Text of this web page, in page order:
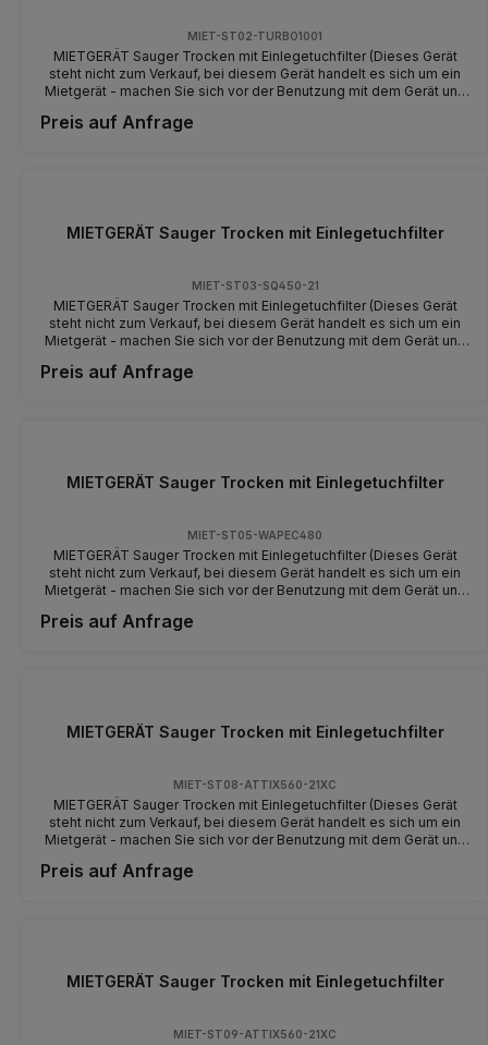
MIET-ST02-TURBO1001
MIETGERÄT Sauger Trocken mit Einlegetuchfilter (Dieses Gerät
steht nicht zum Verkauf, bei diesem Gerät handelt es sich um ein
Mietgerät - machen Sie sich vor der Benutzung mit dem Gerät und
Preis auf Anfrage
MIETGERÄT Sauger Trocken mit Einlegetuchfilter
MIET-ST03-SQ450-21
MIETGERÄT Sauger Trocken mit Einlegetuchfilter (Dieses Gerät
steht nicht zum Verkauf, bei diesem Gerät handelt es sich um ein
Mietgerät - machen Sie sich vor der Benutzung mit dem Gerät und
Preis auf Anfrage
MIETGERÄT Sauger Trocken mit Einlegetuchfilter
MIET-ST05-WAPEC480
MIETGERÄT Sauger Trocken mit Einlegetuchfilter (Dieses Gerät
steht nicht zum Verkauf, bei diesem Gerät handelt es sich um ein
Mietgerät - machen Sie sich vor der Benutzung mit dem Gerät und
Preis auf Anfrage
MIETGERÄT Sauger Trocken mit Einlegetuchfilter
MIET-ST08-ATTIX560-21XC
MIETGERÄT Sauger Trocken mit Einlegetuchfilter (Dieses Gerät
steht nicht zum Verkauf, bei diesem Gerät handelt es sich um ein
Mietgerät - machen Sie sich vor der Benutzung mit dem Gerät und
(mbar/kPa) 230/23 Leistung Pmax (W) 1500 Leistung Piec (W)
Preis auf Anfrage
MIETGERÄT Sauger Trocken mit Einlegetuchfilter
MIET-ST09-ATTIX560-21XC